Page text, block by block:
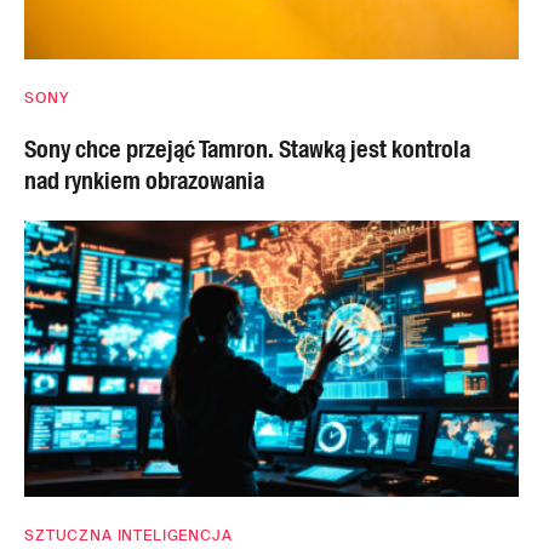
SONY
Sony chce przejąć Tamron. Stawką jest kontrola
nad rynkiem obrazowania
SZTUCZNA INTELIGENCJA